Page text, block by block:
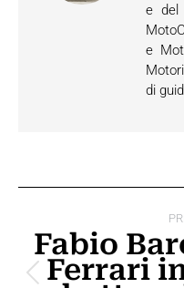
e del
e
di
tra
Fabio
Ferrari